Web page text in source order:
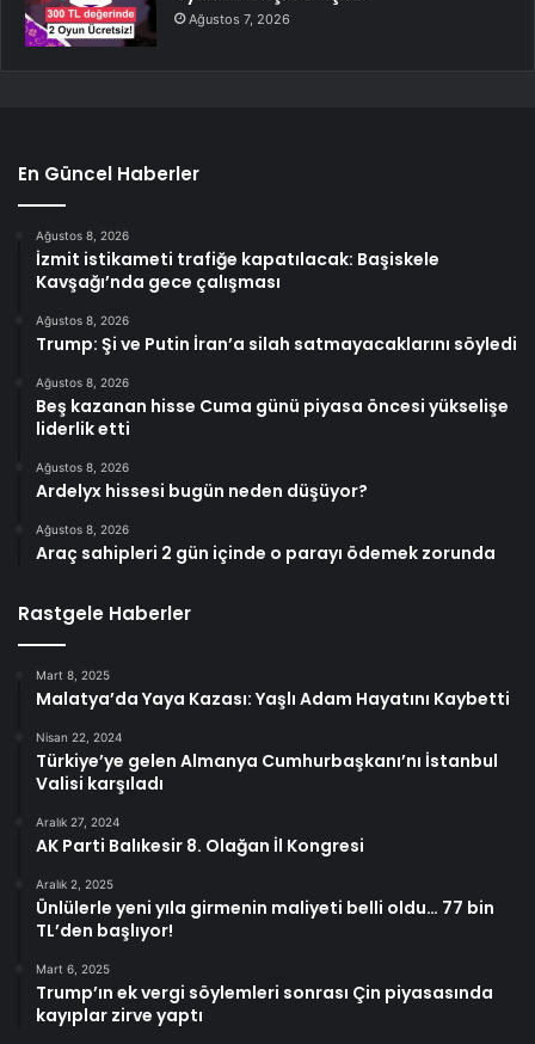
Ağustos 7, 2026
En Güncel Haberler
Ağustos 8, 2026
İzmit istikameti trafiğe kapatılacak: Başiskele
Kavşağı’nda gece çalışması
Ağustos 8, 2026
Trump: Şi ve Putin İran’a silah satmayacaklarını söyledi
Ağustos 8, 2026
Beş kazanan hisse Cuma günü piyasa öncesi yükselişe
liderlik etti
Ağustos 8, 2026
Ardelyx hissesi bugün neden düşüyor?
Ağustos 8, 2026
Araç sahipleri 2 gün içinde o parayı ödemek zorunda
Rastgele Haberler
Mart 8, 2025
Malatya’da Yaya Kazası: Yaşlı Adam Hayatını Kaybetti
Nisan 22, 2024
Türkiye’ye gelen Almanya Cumhurbaşkanı’nı İstanbul
Valisi karşıladı
Aralık 27, 2024
AK Parti Balıkesir 8. Olağan İl Kongresi
Aralık 2, 2025
Ünlülerle yeni yıla girmenin maliyeti belli oldu… 77 bin
TL’den başlıyor!
Mart 6, 2025
Trump’ın ek vergi söylemleri sonrası Çin piyasasında
kayıplar zirve yaptı